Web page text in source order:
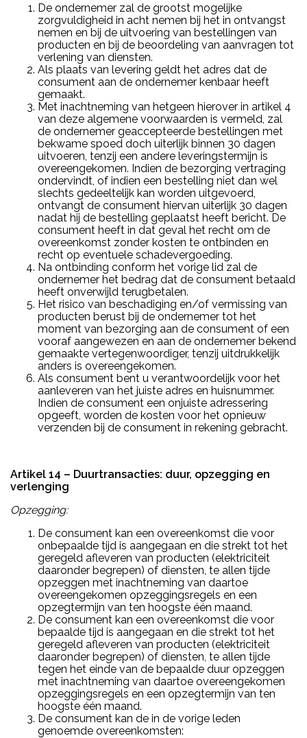
De ondernemer zal de grootst mogelijke
zorgvuldigheid in acht nemen bij het in ontvangst
nemen en bij de uitvoering van bestellingen van
producten en bij de beoordeling van aanvragen tot
verlening van diensten.
Als plaats van levering geldt het adres dat de
consument aan de ondernemer kenbaar heeft
gemaakt.
Met inachtneming van hetgeen hierover in artikel 4
van deze algemene voorwaarden is vermeld, zal
de ondernemer geaccepteerde bestellingen met
bekwame spoed doch uiterlijk binnen 30 dagen
uitvoeren, tenzij een andere leveringstermijn is
overeengekomen. Indien de bezorging vertraging
ondervindt, of indien een bestelling niet dan wel
slechts gedeeltelijk kan worden uitgevoerd,
ontvangt de consument hiervan uiterlijk 30 dagen
nadat hij de bestelling geplaatst heeft bericht. De
consument heeft in dat geval het recht om de
overeenkomst zonder kosten te ontbinden en
recht op eventuele schadevergoeding.
Na ontbinding conform het vorige lid zal de
ondernemer het bedrag dat de consument betaald
heeft onverwijld terugbetalen.
Het risico van beschadiging en/of vermissing van
producten berust bij de ondernemer tot het
moment van bezorging aan de consument of een
vooraf aangewezen en aan de ondernemer bekend
gemaakte vertegenwoordiger, tenzij uitdrukkelijk
anders is overeengekomen.
Als consument bent u verantwoordelijk voor het
aanleveren van het juiste adres en huisnummer.
Indien de consument een onjuiste adressering
opgeeft, worden de kosten voor het opnieuw
verzenden bij de consument in rekening gebracht.
Artikel 14 – Duurtransacties: duur, opzegging en
verlenging
Opzegging:
De consument kan een overeenkomst die voor
onbepaalde tijd is aangegaan en die strekt tot het
geregeld afleveren van producten (elektriciteit
daaronder begrepen) of diensten, te allen tijde
opzeggen met inachtneming van daartoe
overeengekomen opzeggingsregels en een
opzegtermijn van ten hoogste één maand.
De consument kan een overeenkomst die voor
bepaalde tijd is aangegaan en die strekt tot het
geregeld afleveren van producten (elektriciteit
daaronder begrepen) of diensten, te allen tijde
tegen het einde van de bepaalde duur opzeggen
met inachtneming van daartoe overeengekomen
opzeggingsregels en een opzegtermijn van ten
hoogste één maand.
De consument kan de in de vorige leden
genoemde overeenkomsten: